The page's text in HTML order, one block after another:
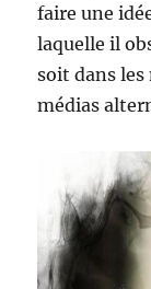
faire une
laquelle il
soit dans les
médias